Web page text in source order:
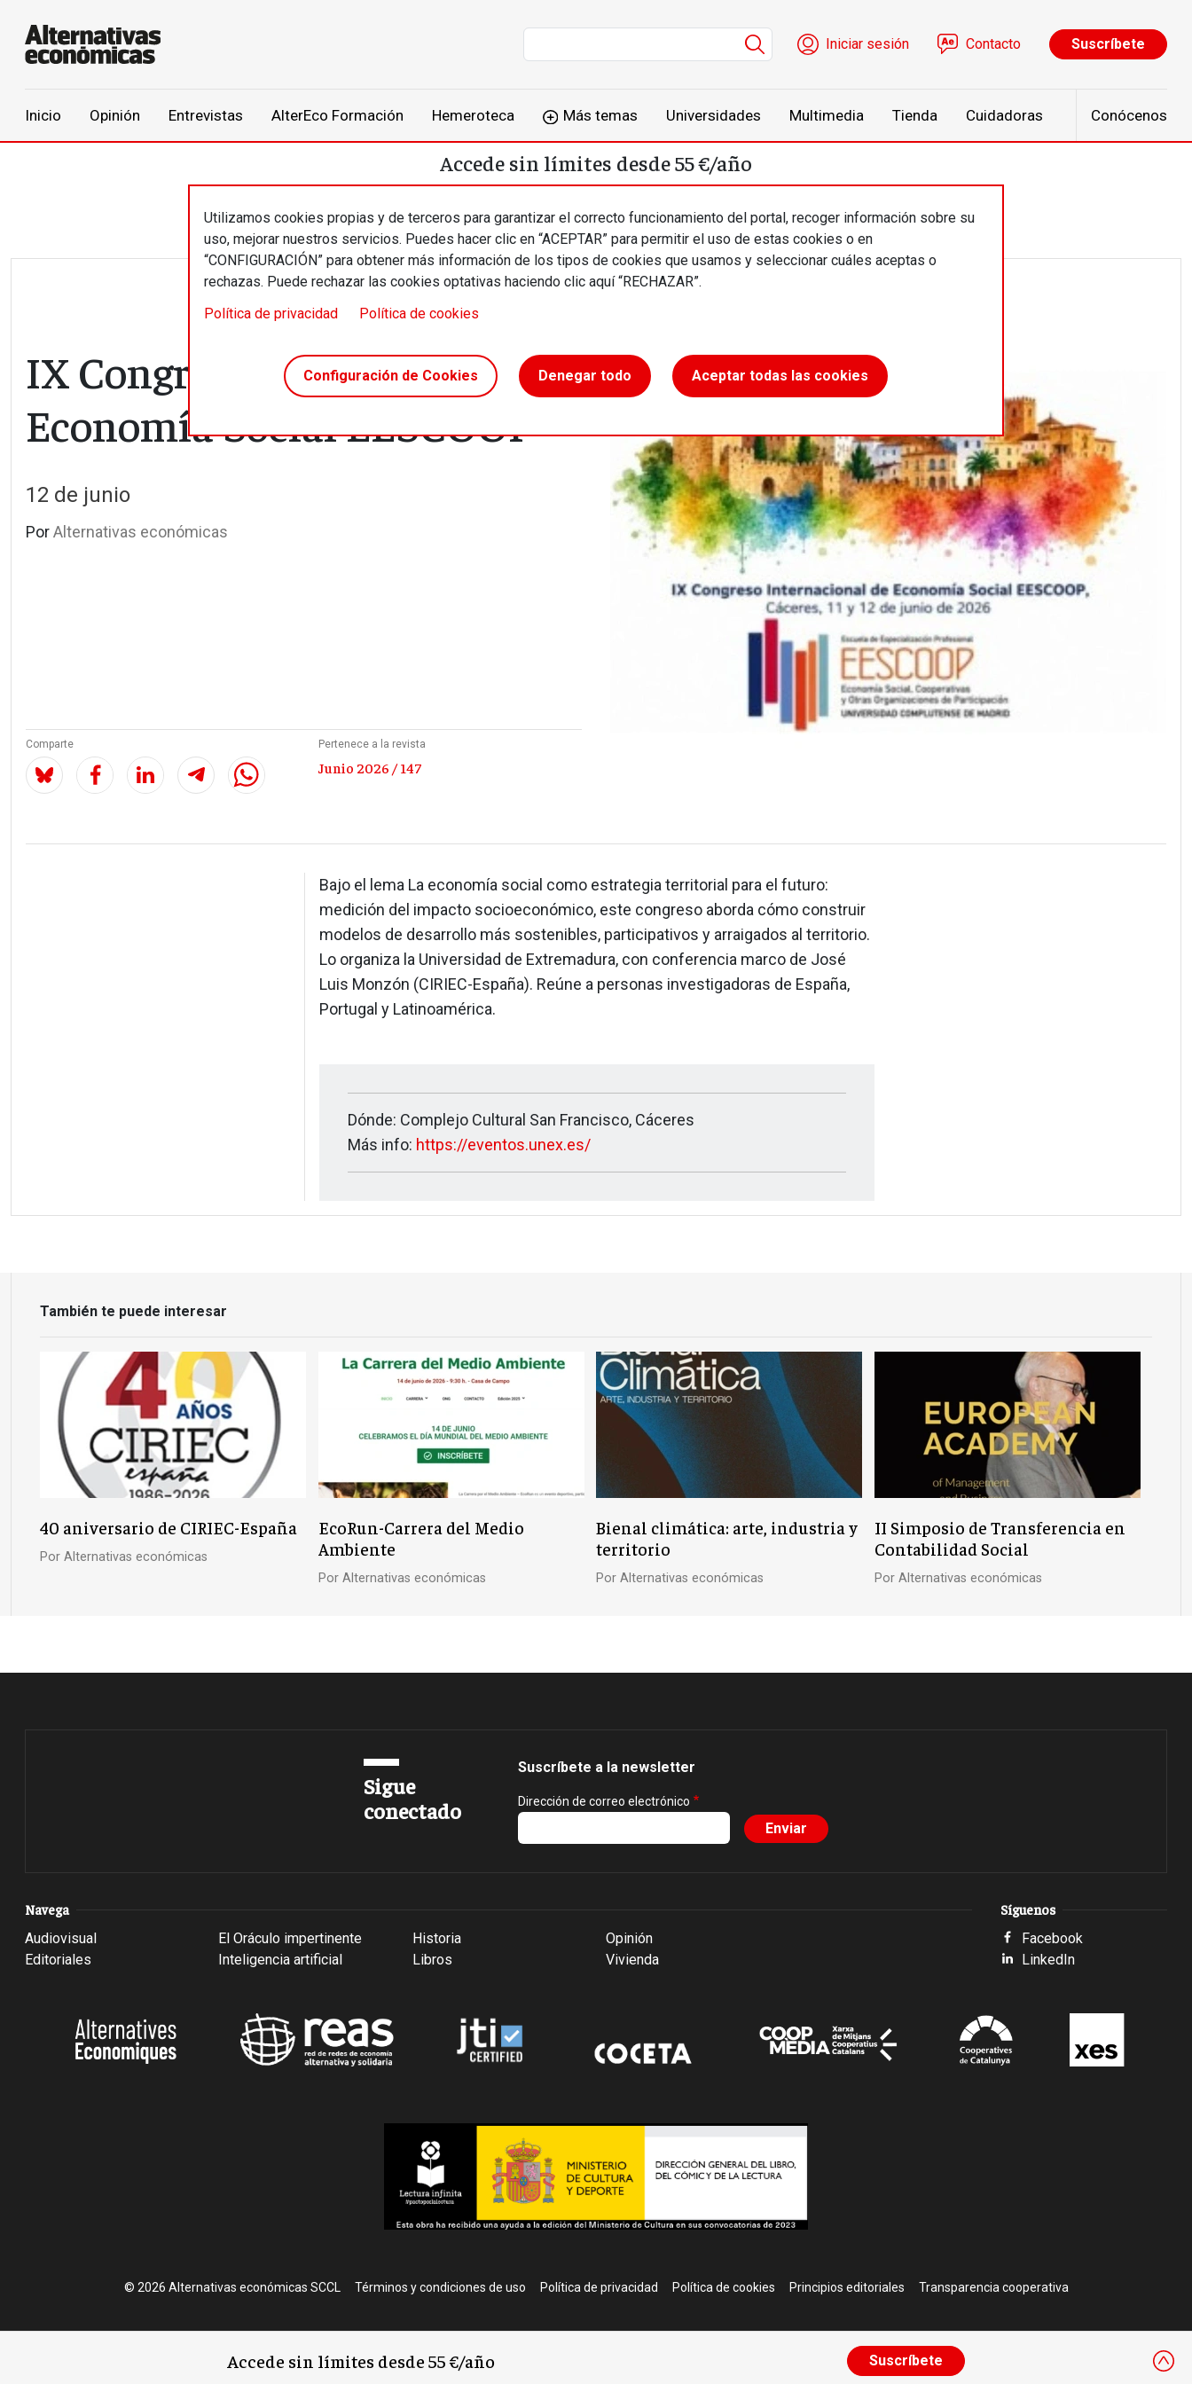
Menú de cuenta de usuario
Iniciar sesión Contacto Suscríbete
Inicio Opinión Entrevistas AlterEco Formación Hemeroteca Más temas Universidades Multimedia Tienda Cuidadoras Conócenos
Utilizamos cookies propias y de terceros para garantizar el correcto funcionamiento del portal, recoger información sobre su
uso, mejorar nuestros servicios. Puedes hacer clic en “ACEPTAR” para permitir el uso de estas cookies o en
“CONFIGURACIÓN” para obtener más información de los tipos de cookies que usamos y seleccionar cuáles aceptas o
rechazas. Puede rechazar las cookies optativas haciendo clic aquí “RECHAZAR”.
Política de privacidad
Política de cookies
Configuración de Cookies Denegar todo Aceptar todas las cookies
Accede sin límites desde 55 €/año
IX Congreso Internacional de
Economía Social EESCOOP
12 de junio
PorAlternativas económicas
Comparte Pertenece a la revista
Junio 2026 / 147
Bajo el lema La economía social como estrategia territorial para el futuro:
medición del impacto socioeconómico, este congreso aborda cómo construir
modelos de desarrollo más sostenibles, participativos y arraigados al territorio.
Lo organiza la Universidad de Extremadura, con conferencia marco de José
Luis Monzón (CIRIEC-España). Reúne a personas investigadoras de España,
Portugal y Latinoamérica.
Dónde: Complejo Cultural San Francisco, Cáceres
Más info: https://eventos.unex.es/
También te puede interesar
40 aniversario de CIRIEC-España
Por Alternativas económicas
EcoRun-Carrera del Medio
Ambiente
Por Alternativas económicas
Bienal climática: arte, industria y
territorio
Por Alternativas económicas
II Simposio de Transferencia en
Contabilidad Social
Por Alternativas económicas
Accede sin límites desde 55 €/año Suscríbete
Sigue
conectado
Suscríbete a la newsletter
Dirección de correo electrónico
Navega
Audiovisual
Editoriales
El Oráculo impertinente
Inteligencia artificial
Historia
Libros
Opinión
Vivienda
Síguenos
Facebook
LinkedIn
© 2026 Alternativas económicas SCCL Footer
Términos y condiciones de uso Política de privacidad Política de cookies Principios editoriales Transparencia cooperativa